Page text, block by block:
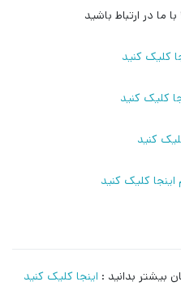
ما در ارتباط باشید
کلیک کنید
کلیک کنید
کنید
کلیک کنید
بیشتر بدانید : اینجا کلیک کنید